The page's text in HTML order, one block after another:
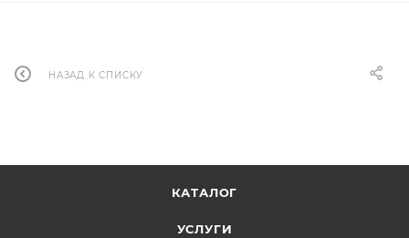
НАЗАД К СПИСКУ
КАТАЛОГ
УСЛУГИ